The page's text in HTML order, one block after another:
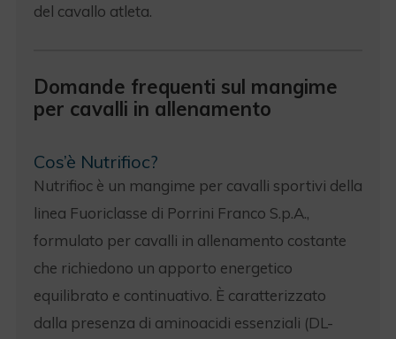
del cavallo atleta.
Domande frequenti sul mangime
per cavalli in allenamento
Cos’è Nutrifioc?
Nutrifioc è un mangime per cavalli sportivi della
linea Fuoriclasse di Porrini Franco S.p.A.,
formulato per cavalli in allenamento costante
che richiedono un apporto energetico
equilibrato e continuativo. È caratterizzato
dalla presenza di aminoacidi essenziali (DL-